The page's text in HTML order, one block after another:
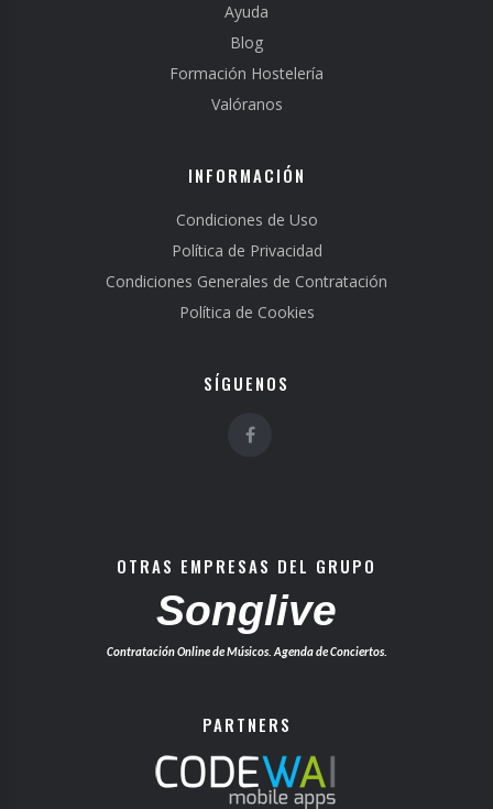
Ayuda
Blog
Formación Hostelería
Valóranos
INFORMACIÓN
Condiciones de Uso
Política de Privacidad
Condiciones Generales de Contratación
Política de Cookies
SÍGUENOS
OTRAS EMPRESAS DEL GRUPO
Songlive
Contratación Online de Músicos. Agenda de Conciertos.
PARTNERS